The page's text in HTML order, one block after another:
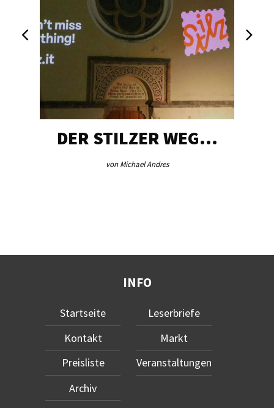
DER STILZER WEG…
von Michael Andres
INFO
Startseite
Kontakt
Preisliste
Archiv
Leserbriefe
Markt
Veranstaltungen